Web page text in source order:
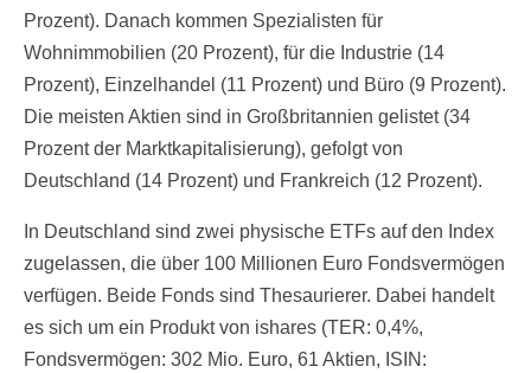
Prozent). Danach kommen Spezialisten für
Wohnimmobilien (20 Prozent), für die Industrie (14
Prozent), Einzelhandel (11 Prozent) und Büro (9 Prozent).
Die meisten Aktien sind in Großbritannien gelistet (34
Prozent der Marktkapitalisierung), gefolgt von
Deutschland (14 Prozent) und Frankreich (12 Prozent).
In Deutschland sind zwei physische ETFs auf den Index
zugelassen, die über 100 Millionen Euro Fondsvermögen
verfügen. Beide Fonds sind Thesaurierer. Dabei handelt
es sich um ein Produkt von ishares (TER: 0,4%,
Fondsvermögen: 302 Mio. Euro, 61 Aktien, ISIN: